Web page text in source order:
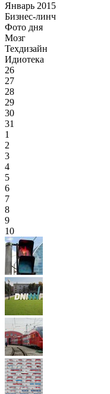
Январь 2015
Бизнес-линч
Фото дня
Мозг
Техдизайн
Идиотека
26
27
28
29
30
31
1
2
3
4
5
6
7
8
9
10